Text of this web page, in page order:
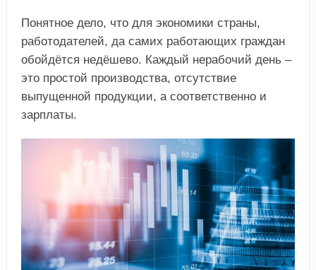
Понятное дело, что для экономики страны,
работодателей, да самих работающих граждан
обойдётся недёшево. Каждый нерабочий день –
это простой производства, отсутствие
выпущенной продукции, а соответственно и
зарплаты.